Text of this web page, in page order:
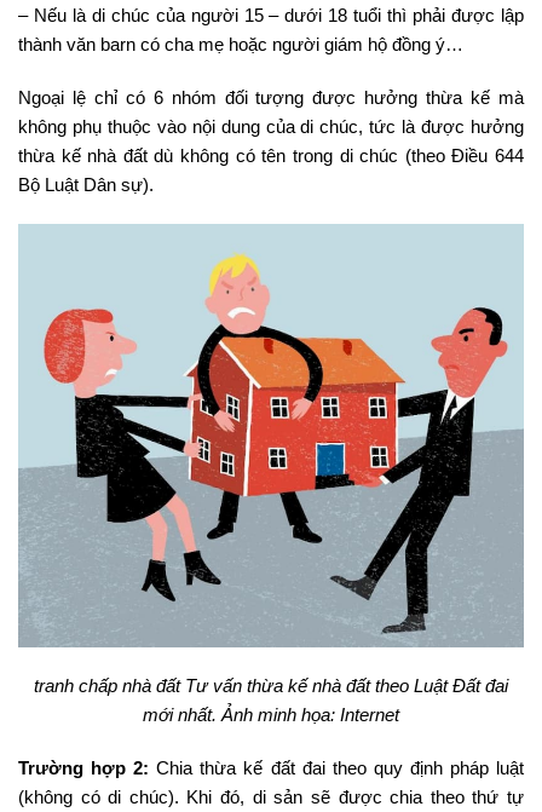
– Nếu là di chúc của người 15 – dưới 18 tuổi thì phải được lập
thành văn barn có cha mẹ hoặc người giám hộ đồng ý…
Ngoại lệ chỉ có 6 nhóm đối tượng được hưởng thừa kế mà
không phụ thuộc vào nội dung của di chúc, tức là được hưởng
thừa kế nhà đất dù không có tên trong di chúc (theo Điều 644
Bộ Luật Dân sự).
tranh chấp nhà đất Tư vấn thừa kế nhà đất theo Luật Đất đai
mới nhất. Ảnh minh họa: Internet
Trường hợp 2: Chia thừa kế đất đai theo quy định pháp luật
(không có di chúc). Khi đó, di sản sẽ được chia theo thứ tự